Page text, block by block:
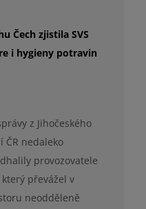
Čech zjistila SVS
i hygieny potravin
z Jihočeského
ČR nedaleko
provozovatele
převážel v
neodděleně